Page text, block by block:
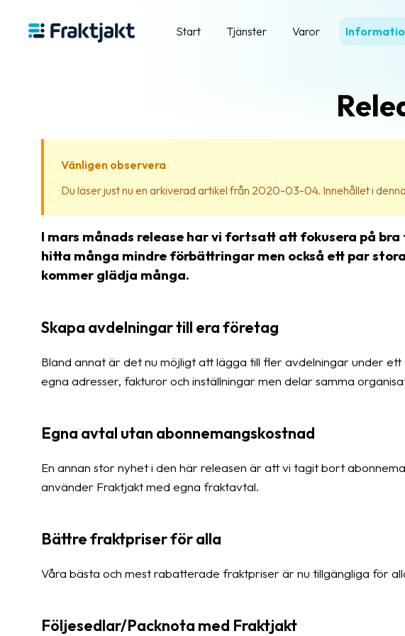
Start Tjänster Varor
Vänligen observera
Du läser just nu en arkiverad artikel från 2020-03-04. Innehållet i
I mars månads release har vi fortsatt att fokusera på
hitta många mindre förbättringar men också ett par
kommer glädja många.
Skapa avdelningar till era företag
Bland annat är det nu möjligt att lägga till fler avdelningar under
egna adresser, fakturor och inställningar men delar samma
Egna avtal utan abonnemangskostnad
En annan stor nyhet i den här releasen är att vi tagit bort
använder Fraktjakt med egna fraktavtal.
Bättre fraktpriser för alla
Våra bästa och mest rabatterade fraktpriser är nu tillgängliga för
Följesedlar/Packnota med Fraktjakt